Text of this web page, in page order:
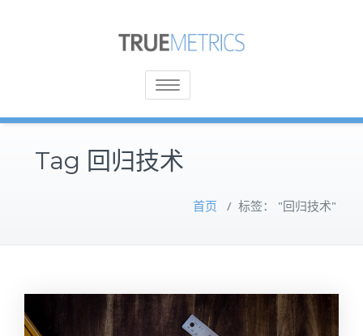
Toggle
Tag 回归技术
首页 / 标签： "回归技术"